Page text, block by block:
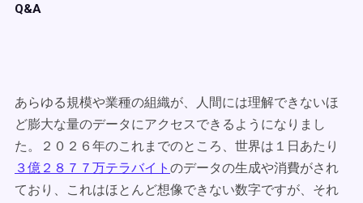
Q&A
あらゆる規模や業種の組織が、人間には理解できないほ
ど膨大な量のデータにアクセスできるようになりまし
た。２０２６年のこれまでのところ、世界は１日あたり
３億２８７７万テラバイト のデータの生成や消費がされ
ており、これはほとんど想像できない数字ですが、それ